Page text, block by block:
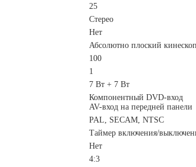
25
Стерео
Нет
Абсолютно плоский
100
1
7 Вт + 7 Вт
Компонентный DVD-вход
AV-вход на передней панели
PAL, SECAM, NTSC
Таймер включения/
Нет
4:3